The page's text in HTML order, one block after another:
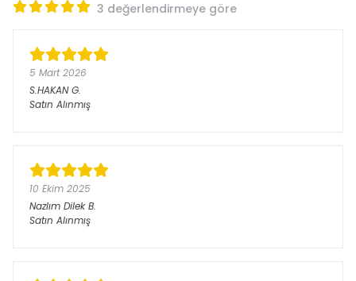
3 değerlendirmeye göre
5 Mart 2026
S.HAKAN G.
Satın Alınmış
10 Ekim 2025
Nazlım Dilek B.
Satın Alınmış